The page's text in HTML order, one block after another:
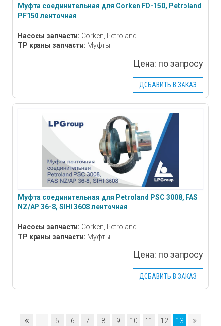
Муфта соединительная для Corken FD-150, Petroland
PF150 ленточная
Насосы запчасти: Corken, Petroland
ТР краны запчасти: Муфты
Цена: по запросу
ДОБАВИТЬ В ЗАКАЗ
Муфта соединительная для Petroland PSC 3008, FAS
NZ/AP 36-8, SIHI 3608 ленточная
Насосы запчасти: Corken, Petroland
ТР краны запчасти: Муфты
Цена: по запросу
ДОБАВИТЬ В ЗАКАЗ
5 6 7 8 9 10 11 12 13